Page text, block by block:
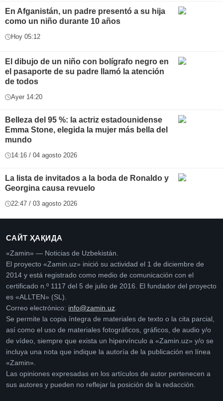
En Afganistán, un padre presentó a su hija
como un niño durante 10 años
Hoy 05:12
El dibujo de un niño con bolígrafo negro en
el pasaporte de su padre llamó la atención
de todos
Ayer 14:20
Belleza del 95 %: la actriz estadounidense
Emma Stone, elegida la mujer más bella del
mundo
14:16 / 04 agosto 2026
La lista de invitados a la boda de Ronaldo y
Georgina causa revuelo
22:47 / 03 agosto 2026
САЙТ ҲАҚИДА
«Zamin» — Noticias de Uzbekistán.
El proyecto «Zamin.uz» inició su actividad el 1 de diciembre de
2014 y está registrado como medio de comunicación con el
certificado n.º 1117 del 5 de julio de 2016. El fundador del proyecto
es «ALLTEN» (SL).
Correo electrónico: info@zamin.uz.
Se permite la copia íntegra de materiales de texto o la cita parcial,
así como el uso de materiales fotográficos, gráficos, de audio y/o
de vídeo, siempre que exista un hipervínculo a «Zamin.uz» y/o se
incluya una nota que indique la autoría de la publicación en línea
«Zamin».
Las opiniones expresadas en los artículos de autor pertenecen a
sus autores y pueden no reflejar la posición de la redacción.